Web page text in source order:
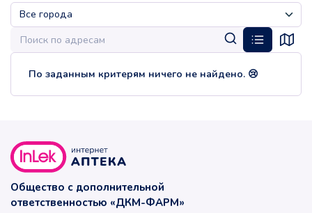
По заданным критерям ничего не найдено. 😢
Общество с дополнительной
ответственностью «ДКМ-ФАРМ»